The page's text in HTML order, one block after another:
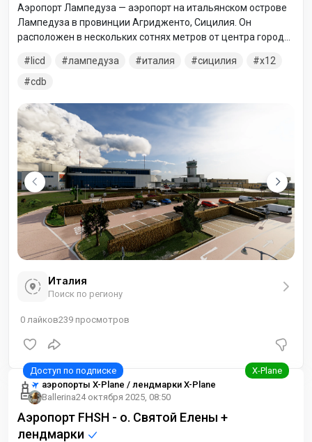
Аэропорт Лампедуза — аэропорт на итальянском острове
Лампедуза в провинции Агридженто, Сицилия. Он
расположен в нескольких сотнях метров от центра города
несколько авиакомпаний выполняют рейсы,
ориентированные на туризм, на этот средиземноморский
licd лампедуза италия сицилия
x12
cdb
Италия
Поиск по региону
0 лайков239 просмотров
аэропорты X-Plane / лендмарки X-Plane
Ballerina24 октября 2025, 08:50
Аэропорт FHSH - о. Святой Елены +
лендмарки